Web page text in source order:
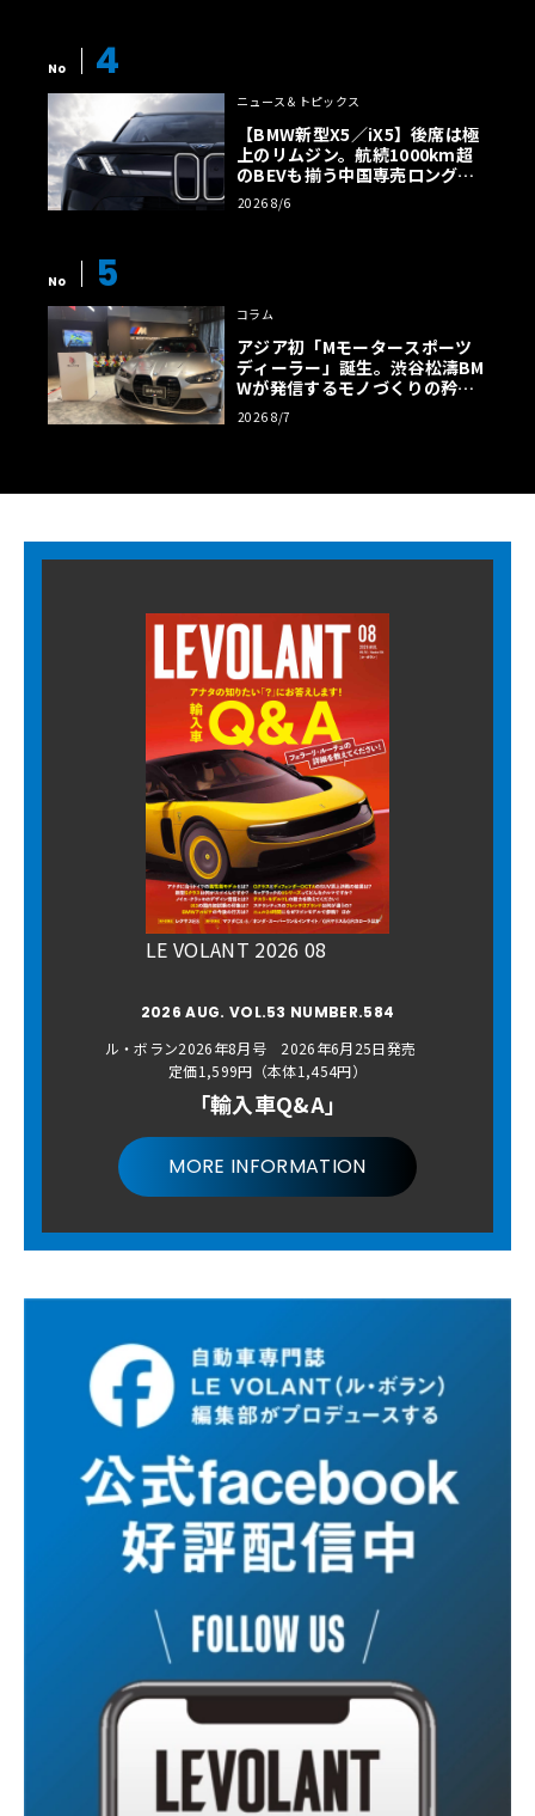
No 4
ニュース＆トピックス
【BMW新型X5／iX5】後席は極
上のリムジン。航続1000km超
のBEVも揃う中国専売ロング仕
様の全貌
2026 8/6
No 5
コラム
アジア初「Mモータースポーツ
ディーラー」誕生。渋谷松濤BM
Wが発信するモノづくりの矜持
【木下隆之コラム】
2026 8/7
LE VOLANT 2026 08
2026 AUG. VOL.53 NUMBER.584
ル・ボラン2026年8月号 2026年6月25日発売
定価1,599円（本体1,454円）
「輸入車Q&A」
MORE INFORMATION